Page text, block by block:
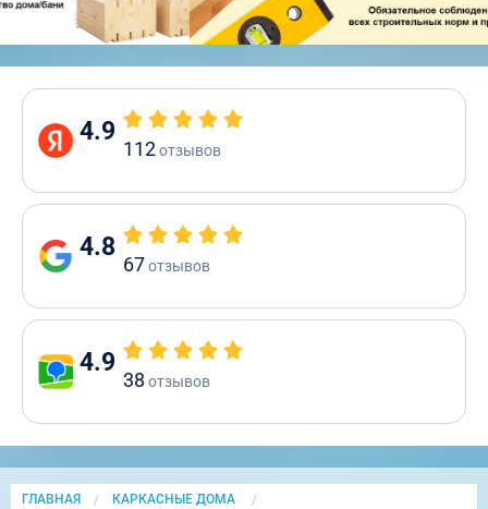
4.9
112отзывов
4.8
67отзывов
4.9
38 отзывов
ГЛАВНАЯ
КАРКАСНЫЕ ДОМА